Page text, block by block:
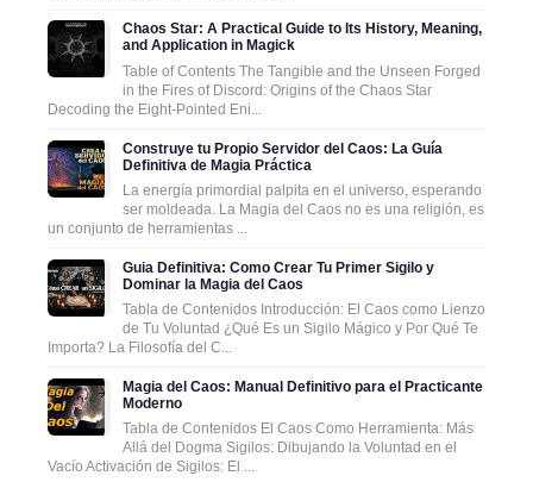
Chaos Star: A Practical Guide to Its History, Meaning,
and Application in Magick
Table of Contents The Tangible and the Unseen Forged
in the Fires of Discord: Origins of the Chaos Star
Decoding the Eight-Pointed Eni...
Construye tu Propio Servidor del Caos: La Guía
Definitiva de Magia Práctica
La energía primordial palpita en el universo, esperando
ser moldeada. La Magia del Caos no es una religión, es
un conjunto de herramientas ...
Guia Definitiva: Como Crear Tu Primer Sigilo y
Dominar la Magia del Caos
Tabla de Contenidos Introducción: El Caos como Lienzo
de Tu Voluntad ¿Qué Es un Sigilo Mágico y Por Qué Te
Importa? La Filosofía del C...
Magia del Caos: Manual Definitivo para el Practicante
Moderno
Tabla de Contenidos El Caos Como Herramienta: Más
Allá del Dogma Sigilos: Dibujando la Voluntad en el
Vacío Activación de Sigilos: El ...